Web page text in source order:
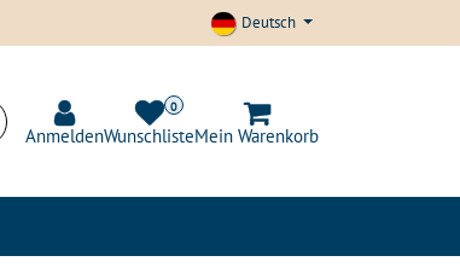
Deutsch
Anmelden
0
WunschlisteMein Warenkorb